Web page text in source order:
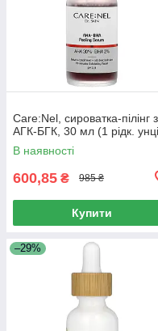
Care:Nel, сироватка-пілінг з
АГК-БГК, 30 мл (1 рідк.
В наявності
600,85 ₴ 985 ₴
Купити
–29%